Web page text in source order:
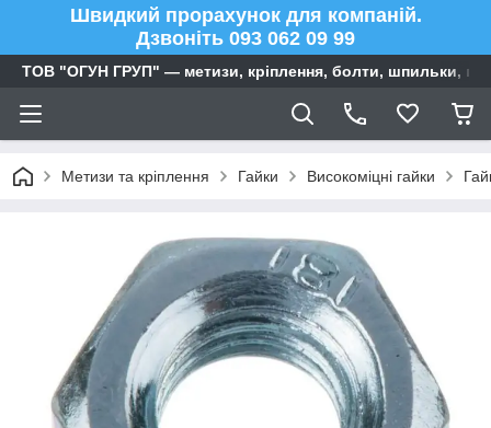
Швидкий прорахунок для компаній.
Дзвоніть 093 062 09 99
ТОВ "ОГУН ГРУП" — метизи, кріплення, болти, шпильки,
Метизи та кріплення Гайки Високоміцні гайки